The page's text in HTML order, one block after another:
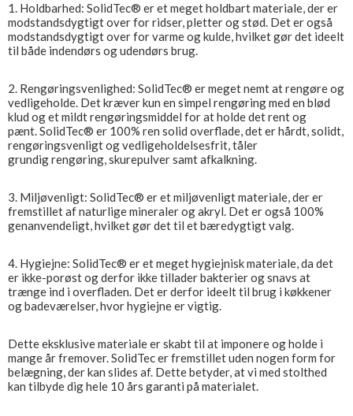
1. Holdbarhed: SolidTec® er et meget holdbart materiale, der er
modstandsdygtigt over for ridser, pletter og stød. Det er også
modstandsdygtigt over for varme og kulde, hvilket gør det ideelt
til både indendørs og udendørs brug.
2. Rengøringsvenlighed: SolidTec® er meget nemt at rengøre og
vedligeholde. Det kræver kun en simpel rengøring med en blød
klud og et mildt rengøringsmiddel for at holde det rent og
pænt. SolidTec® er 100% ren solid overflade, det er hårdt, solidt,
rengøringsvenligt og vedligeholdelsesfrit, tåler
grundig rengøring, skurepulver samt afkalkning.
3. Miljøvenligt:​ SolidTec® er et miljøvenligt materiale, der er
fremstillet af naturlige mineraler og akryl. Det er også 100%
genanvendeligt, hvilket gør det til et bæredygtigt valg.
4. Hygiejne: SolidTec® er et meget hygiejnisk materiale, da det
er ikke-porøst og derfor ikke tillader bakterier og snavs at
trænge ind i overfladen. Det er derfor ideelt til brug i køkkener
og badeværelser, hvor hygiejne er vigtig.
Dette eksklusive materiale er skabt til at imponere og holde i
mange år fremover. SolidTec er fremstillet uden nogen form for
belægning, der kan slides af. Dette betyder, at vi med stolthed
kan tilbyde dig hele 10 års garanti på materialet.